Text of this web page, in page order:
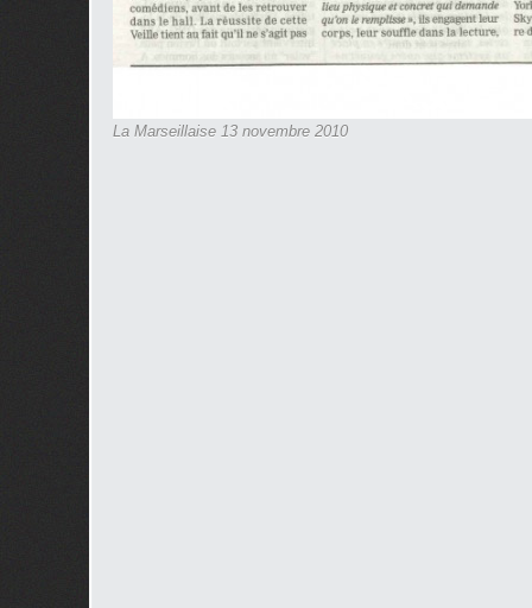
La Marseillaise 13 novembre 2010